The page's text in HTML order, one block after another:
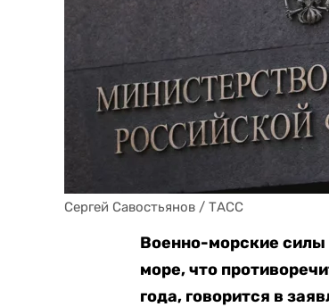
Сергей Савостьянов / ТАСС
Военно-морские
море, что
года, говорится в